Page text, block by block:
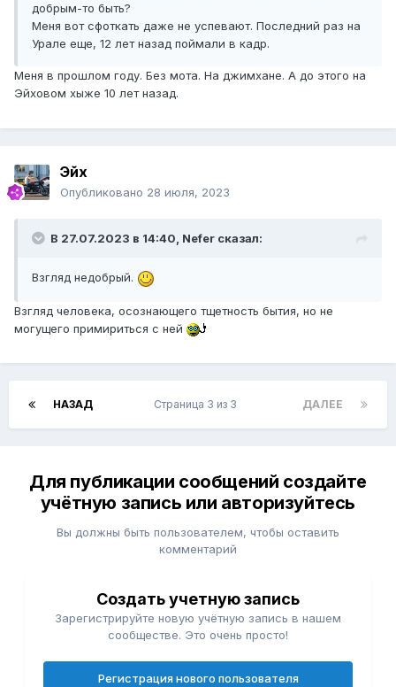
добрым-то быть?
Меня вот сфоткать даже не успевают. Последний раз на
Урале еще, 12 лет назад поймали в кадр.
Меня в прошлом году. Без мота. На джимхане. А до этого на
Эйховом хыже 10 лет назад.
Эйх
Опубликовано 28 июля, 2023
В 27.07.2023 в 14:40, Nefer сказал:
Взгляд недобрый.
Взгляд человека, осознающего тщетность бытия, но не
могущего примириться с ней
НАЗАД ДАЛЕЕ
Страница 3 из 3
Для публикации сообщений создайте
учётную запись или авторизуйтесь
Вы должны быть пользователем, чтобы оставить
комментарий
Создать учетную запись
Зарегистрируйте новую учётную запись в нашем
сообществе. Это очень просто!
Регистрация нового пользователя